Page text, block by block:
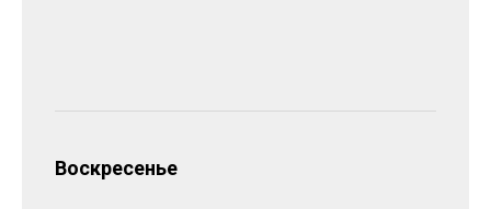
Воскресенье